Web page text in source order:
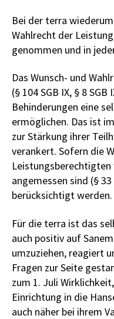
Bei der terra
Wahlrecht der
genommen und in
Das Wunsch- und
(§ 104 SGB IX, § 8
Behinderungen eine
ermöglichen. Das ist
zur Stärkung ihrer
verankert. Sofern die
angemessen sind (§
berücksichtigt werden.
Für die terra ist das
auch positiv auf
umzuziehen, reagiert
Fragen zur Seite
zum 1. Juli
Einrichtung in die
auch näher bei ihrem